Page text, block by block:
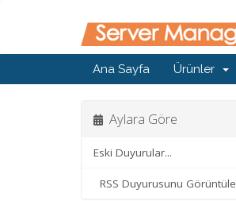
Ana Sayfa Ürünler
Aylara Göre
Eski Duyurular...
RSS Duyurusunu Görüntüle